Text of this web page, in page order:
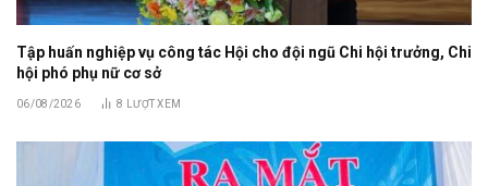
Tập huấn nghiệp vụ công tác Hội cho đội ngũ Chi hội trưởng, Chi
hội phó phụ nữ cơ sở
06/08/2026 8 LƯỢT XEM